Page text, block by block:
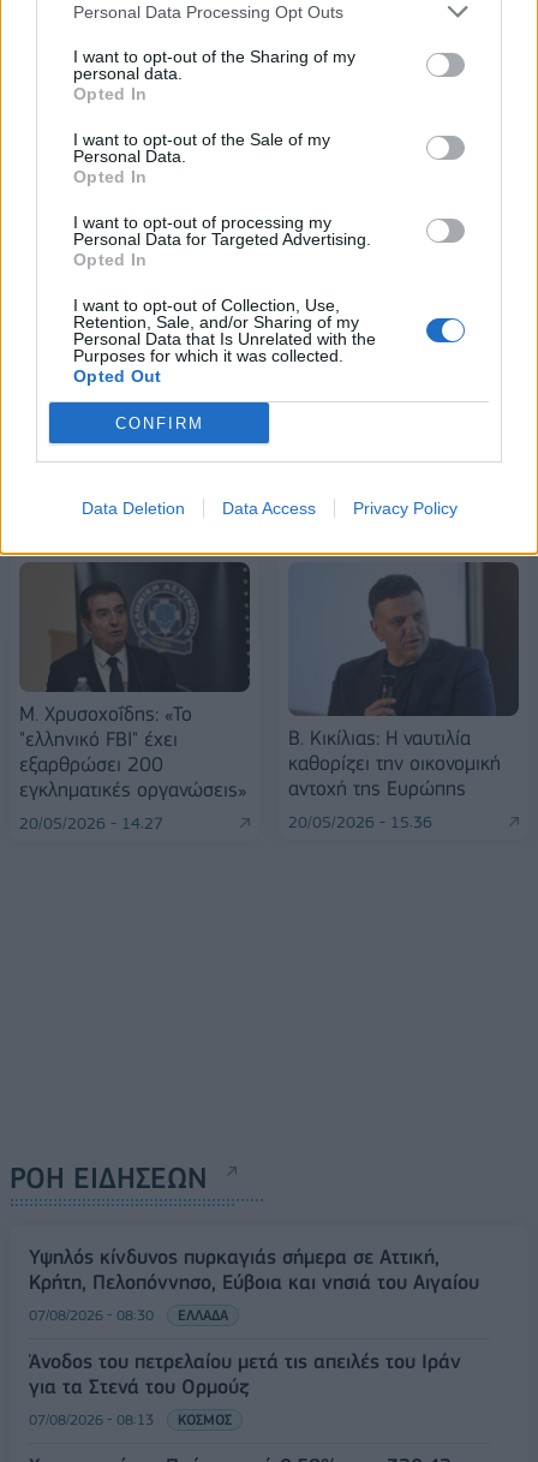
Personal Data Processing Opt Outs
I want to opt-out of the Sharing of my
personal data.
Opted In
I want to opt-out of the Sale of my
Personal Data.
Opted In
I want to opt-out of processing my
Personal Data for Targeted Advertising.
Opted In
I want to opt-out of Collection, Use,
Retention, Sale, and/or Sharing of my
Personal Data that Is Unrelated with the
Purposes for which it was collected.
Opted Out
CONFIRM
Data Deletion Data Access Privacy Policy
VW: Η δύσκολη εξίσωση της
αναδιάρθρωσης
18η συνεχόμενη χρονιά για τον
Alpha Bank: Για πρώτη φορά το Αρχαίο Θέατρο Επιδαύρου άνοιξε τις
πύλες του σε όλους
ESG Report 2025: Πώς η ΑΒ Βασιλόπουλος μετατρέπει τη
βιωσιμότητα σε καθημερινή πράξη
ΠΕΡΙΣΣΌΤΕΡΑ ΣΕ ΑΥΤΉ ΤΗΝ ΚΑΤΗΓΟΡΊΑ
M. Χρυσοχοΐδης: «Το
"ελληνικό FBI" έχει
εξαρθρώσει 200
εγκληματικές οργανώσεις»
20/05/2026 - 14:27
Β. Κικίλιας: Η ναυτιλία
καθορίζει την οικονομική
αντοχή της Ευρώπης
20/05/2026 - 15:36
ΡΟΗ ΕΙΔΗΣΕΩΝ
Υψηλός κίνδυνος πυρκαγιάς σήμερα σε Αττική,
Κρήτη, Πελοπόννησο, Εύβοια και νησιά του Αιγαίου
07/08/2026 - 08:30 ΕΛΛΑΔΑ
Άνοδος του πετρελαίου μετά τις απειλές του Ιράν
για τα Στενά του Ορμούζ
07/08/2026 - 08:13 ΚΟΣΜΟΣ